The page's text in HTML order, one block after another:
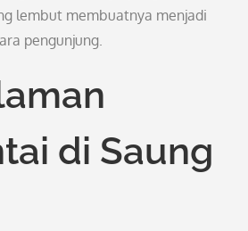
lembut membuatnya menjadi
pengunjung.
di Saung